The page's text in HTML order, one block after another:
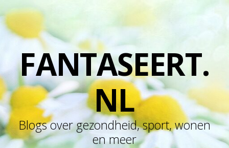
FANTASEERT.
NL
Blogs over gezondheid, sport, wonen
en meer